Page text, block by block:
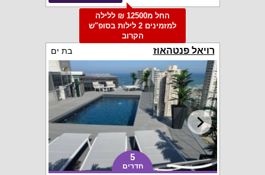
החל מ12500 ₪ ללילה
למזמינים 2 לילות בסופ"ש
הקרוב
רויאל פנטהאוז בת ים
5
חדרים